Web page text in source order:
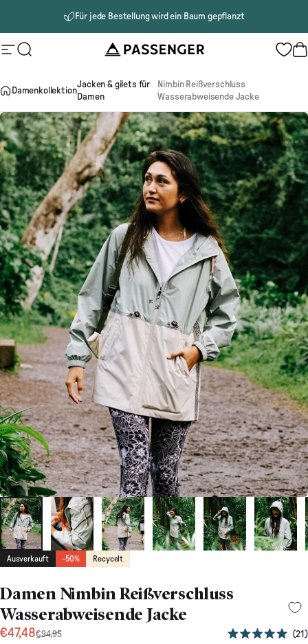
Für jede Bestellung wird ein Baum gepflanzt
Seitennavigation
Suche Passenger
Damenkollektion
Jacken & gilets für
Damen
Nimbin Reißverschluss
Wasserabweisende Jacke
Ausverkauft -50% Recycelt
Damen Nimbin Reißverschluss
Wasserabweisende Jacke
Verkaufspreis
€47,48
Normaler Preis
€94,95 21